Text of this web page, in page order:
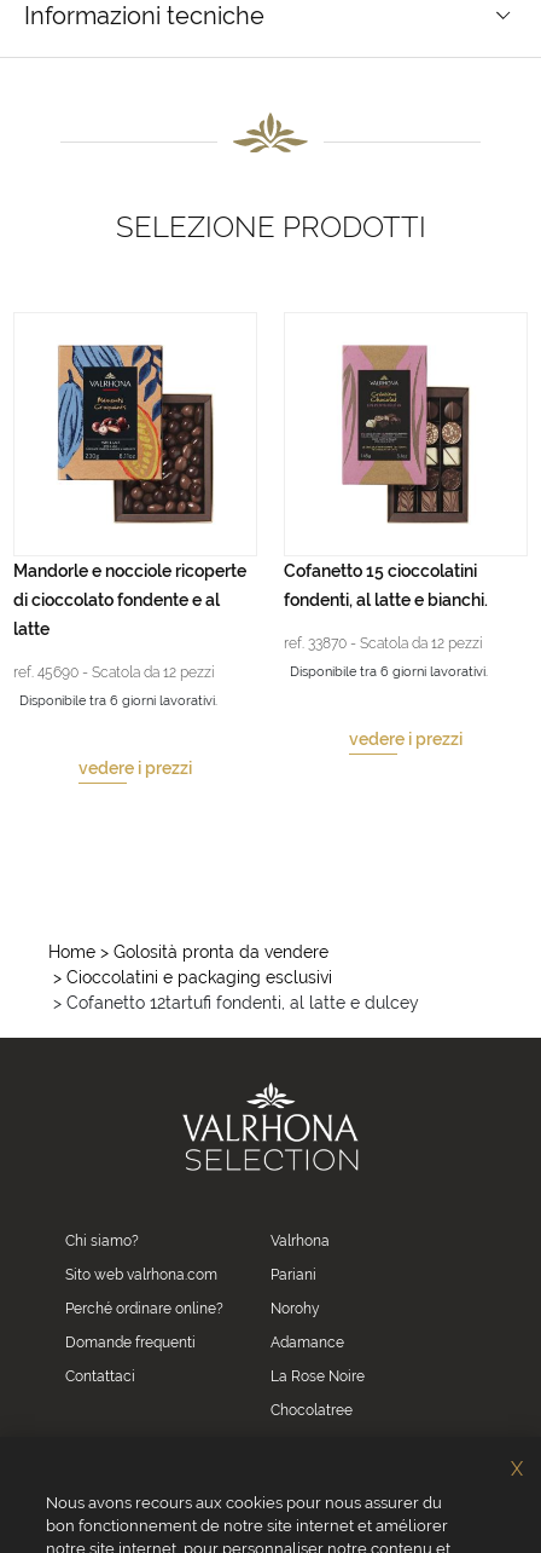
Informazioni tecniche
SELEZIONE PRODOTTI
Mandorle e nocciole ricoperte
di cioccolato fondente e al
latte
ref. 45690 - Scatola da 12 pezzi
Disponibile tra 6 giorni lavorativi.
vedere i prezzi
Cofanetto 15 cioccolatini
fondenti, al latte e bianchi.
ref. 33870 - Scatola da 12 pezzi
Disponibile tra 6 giorni lavorativi.
vedere i prezzi
Home > Golosità pronta da vendere
> Cioccolatini e packaging esclusivi
> Cofanetto 12tartufi fondenti, al latte e dulcey
Chi siamo?
Sito web valrhona.com
Perché ordinare online?
Domande frequenti
Contattaci
Valrhona
Pariani
Norohy
Adamance
La Rose Noire
Chocolatree
Servizio clienti
Nous avons recours aux cookies pour nous assurer du
bon fonctionnement de notre site internet et améliorer
notre site internet, pour personnaliser notre contenu et
X